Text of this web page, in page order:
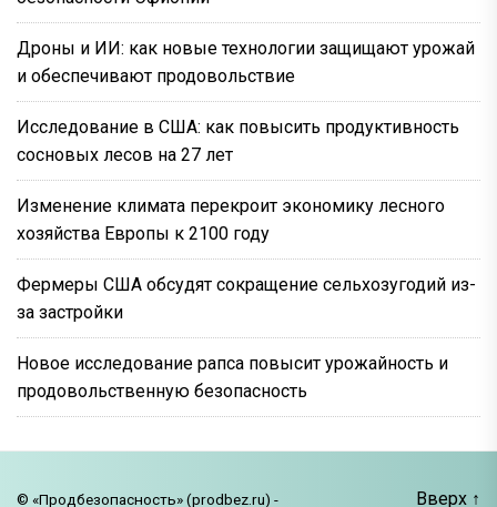
Дроны и ИИ: как новые технологии защищают урожай
и обеспечивают продовольствие
Исследование в США: как повысить продуктивность
сосновых лесов на 27 лет
Изменение климата перекроит экономику лесного
хозяйства Европы к 2100 году
Фермеры США обсудят сокращение сельхозугодий из-
за застройки
Новое исследование рапса повысит урожайность и
продовольственную безопасность
© «Продбезопасность» (prodbez.ru) - Вверх ↑